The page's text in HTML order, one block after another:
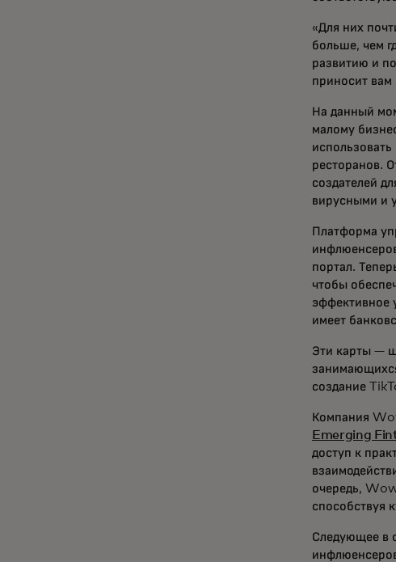
«Для них
больше, чем
развитию и
приносит вам
На данный
малому
ресторанов.
создателей
вирусными и
Платформа
портал.
чтобы
эффективное
имеет
Эти карты —
создание
Компания
Emerging
доступ к
очередь,
способствуя
Следующее в